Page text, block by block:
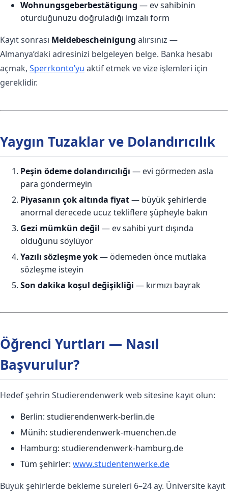
Wohnungsgeberbestätigung — ev sahibinin
oturduğunuzu doğruladığı imzalı form
Kayıt sonrası Meldebescheinigung alırsınız —
Almanya’daki adresinizi belgeleyen belge. Banka hesabı
açmak, Sperrkonto’yu aktif etmek ve vize işlemleri için
gereklidir.
Yaygın Tuzaklar ve Dolandırıcılık
Peşin ödeme dolandırıcılığı — evi görmeden asla
para göndermeyin
Piyasanın çok altında fiyat— büyük şehirlerde
anormal derecede ucuz tekliflere şüpheyle bakın
Gezi mümkün değil — ev sahibi yurt dışında
olduğunu söylüyor
Yazılı sözleşme yok— ödemeden önce mutlaka
sözleşme isteyin
Son dakika koşul değişikliği — kırmızı bayrak
Öğrenci Yurtları — Nasıl
Başvurulur?
Hedef şehrin Studierendenwerk web sitesine kayıt olun:
Berlin: studierendenwerk-berlin.de
Münih: studierendenwerk-muenchen.de
Hamburg: studierendenwerk-hamburg.de
Tüm şehirler: www.studentenwerke.de
Büyük şehirlerde bekleme süreleri 6–24 ay. Üniversite kayıt